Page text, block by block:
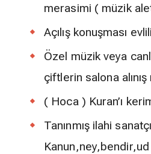
merasimi ( müzik
Açılış konuşması
Özel müzik veya
çiftlerin salona
( Hoca ) Kuran’ı
Tanınmış ilahi